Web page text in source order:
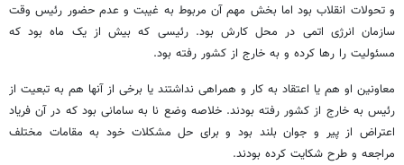
و تحولات انقلاب بود اما بخش مهم آن مربوط به غیبت و عدم حضور رئیس وقت
سازمان انرژی اتمی در محل کارش بود. رئیسی که بیش از یک ماه بود که
مسئولیت را رها کرده و به خارج از کشور رفته بود.
معاونین او هم یا اعتقاد به کار و همراهی نداشتند یا برخی از آنها هم به تبعیت از
رئیس به خارج از کشور رفته بودند. خلاصه وضع نا به سامانی بود که در آن فریاد
اعتراض از پیر و جوان بلند بود و برای حل مشکلات خود به مقامات مختلف
مراجعه و طرح شکایت کرده بودند.